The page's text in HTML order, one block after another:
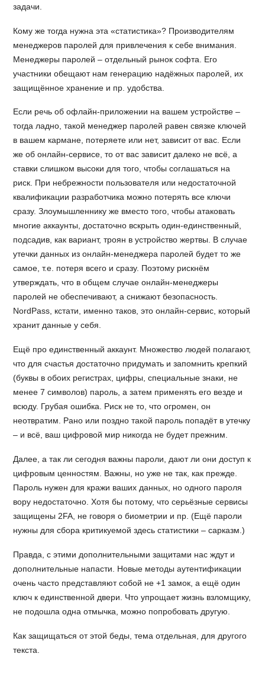
задачи.
Кому же тогда нужна эта «статистика»? Производителям
менеджеров паролей для привлечения к себе внимания.
Менеджеры паролей – отдельный рынок софта. Его
участники обещают нам генерацию надёжных паролей, их
защищённое хранение и пр. удобства.
Если речь об офлайн-приложении на вашем устройстве –
тогда ладно, такой менеджер паролей равен связке ключей
в вашем кармане, потеряете или нет, зависит от вас. Если
же об онлайн-сервисе, то от вас зависит далеко не всё, а
ставки слишком высоки для того, чтобы соглашаться на
риск. При небрежности пользователя или недостаточной
квалификации разработчика можно потерять все ключи
сразу. Злоумышленнику же вместо того, чтобы атаковать
многие аккаунты, достаточно вскрыть один-единственный,
подсадив, как вариант, троян в устройство жертвы. В случае
утечки данных из онлайн-менеджера паролей будет то же
самое, т.е. потеря всего и сразу. Поэтому рискнём
утверждать, что в общем случае онлайн-менеджеры
паролей не обеспечивают, а снижают безопасность.
NordPass, кстати, именно таков, это онлайн-сервис, который
хранит данные у себя.
Ещё про единственный аккаунт. Множество людей полагают,
что для счастья достаточно придумать и запомнить крепкий
(буквы в обоих регистрах, цифры, специальные знаки, не
менее 7 символов) пароль, а затем применять его везде и
всюду. Грубая ошибка. Риск не то, что огромен, он
неотвратим. Рано или поздно такой пароль попадёт в утечку
– и всё, ваш цифровой мир никогда не будет прежним.
Далее, а так ли сегодня важны пароли, дают ли они доступ к
цифровым ценностям. Важны, но уже не так, как прежде.
Пароль нужен для кражи ваших данных, но одного пароля
вору недостаточно. Хотя бы потому, что серьёзные сервисы
защищены 2FA, не говоря о биометрии и пр. (Ещё пароли
нужны для сбора критикуемой здесь статистики – сарказм.)
Правда, с этими дополнительными защитами нас ждут и
дополнительные напасти. Новые методы аутентификации
очень часто представляют собой не +1 замок, а ещё один
ключ к единственной двери. Что упрощает жизнь взломщику,
не подошла одна отмычка, можно попробовать другую.
Как защищаться от этой беды, тема отдельная, для другого
текста.